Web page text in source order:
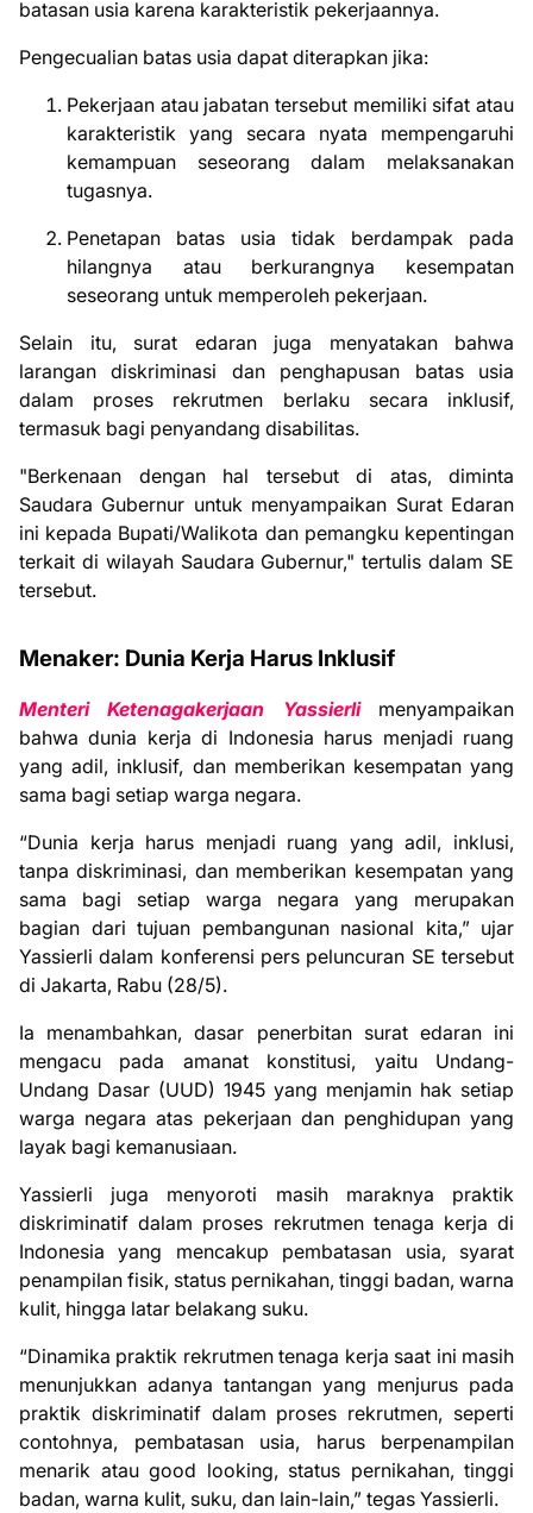
batasan usia karena karakteristik pekerjaannya.
Pengecualian batas usia dapat diterapkan jika:
Pekerjaan atau jabatan tersebut memiliki sifat atau
karakteristik yang secara nyata mempengaruhi
kemampuan seseorang dalam melaksanakan
tugasnya.
Penetapan batas usia tidak berdampak pada
hilangnya atau berkurangnya kesempatan
seseorang untuk memperoleh pekerjaan.
Selain itu, surat edaran juga menyatakan bahwa
larangan diskriminasi dan penghapusan batas usia
dalam proses rekrutmen berlaku secara inklusif,
termasuk bagi penyandang disabilitas.
"Berkenaan dengan hal tersebut di atas, diminta
Saudara Gubernur untuk menyampaikan Surat Edaran
ini kepada Bupati/Walikota dan pemangku kepentingan
terkait di wilayah Saudara Gubernur," tertulis dalam SE
tersebut.
Menaker: Dunia Kerja Harus Inklusif
Menteri Ketenagakerjaan Yassierlimenyampaikan
bahwa dunia kerja di Indonesia harus menjadi ruang
yang adil, inklusif, dan memberikan kesempatan yang
sama bagi setiap warga negara.
“Dunia kerja harus menjadi ruang yang adil, inklusi,
tanpa diskriminasi, dan memberikan kesempatan yang
sama bagi setiap warga negara yang merupakan
bagian dari tujuan pembangunan nasional kita,” ujar
Yassierli dalam konferensi pers peluncuran SE tersebut
di Jakarta, Rabu (28/5).
Ia menambahkan, dasar penerbitan surat edaran ini
mengacu pada amanat konstitusi, yaitu Undang-
Undang Dasar (UUD) 1945 yang menjamin hak setiap
warga negara atas pekerjaan dan penghidupan yang
layak bagi kemanusiaan.
Yassierli juga menyoroti masih maraknya praktik
diskriminatif dalam proses rekrutmen tenaga kerja di
Indonesia yang mencakup pembatasan usia, syarat
penampilan fisik, status pernikahan, tinggi badan, warna
kulit, hingga latar belakang suku.
“Dinamika praktik rekrutmen tenaga kerja saat ini masih
menunjukkan adanya tantangan yang menjurus pada
praktik diskriminatif dalam proses rekrutmen, seperti
contohnya, pembatasan usia, harus berpenampilan
menarik atau good looking, status pernikahan, tinggi
badan, warna kulit, suku, dan lain-lain,” tegas Yassierli.